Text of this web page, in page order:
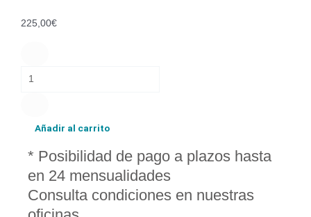
225,00€
PELO
cantidad
Añadir al carrito
* Posibilidad de pago a plazos hasta
en 24 mensualidades
Consulta condiciones en nuestras